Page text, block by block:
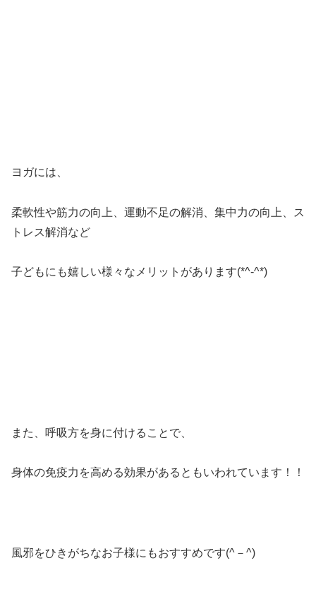
ヨガには、
柔軟性や筋力の向上、運動不足の解消、集中力の向上、ス
トレス解消など
子どもにも嬉しい様々なメリットがあります(*^-^*)
また、呼吸方を身に付けることで、
身体の免疫力を高める効果があるともいわれています！！
風邪をひきがちなお子様にもおすすめです(^－^)